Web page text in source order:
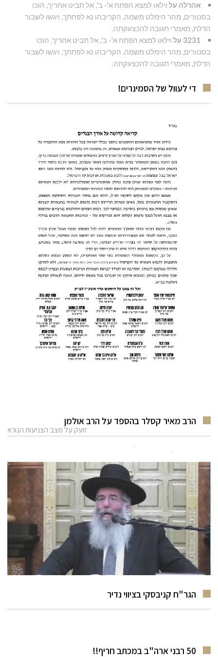
אהרלה על וילאו למצא הפתח א'- ב', אל תביט אחריך, הוכו
בסנוורים, מהר הימלט משמה, הקריבהו נא לפחתך, ויגשו לשבור
הדלת, מאמרי תגובה להכצעקתה.
3231 על וילאו למצא הפתח א'- ב', אל תביט אחריך, הוכו
בסנוורים, מהר הימלט משמה, הקריבהו נא לפחתך, ויגשו לשבור
הדלת, מאמרי תגובה להכצעקתה.
די לעוול של הסמינרים!
הרב מאיר קסלר בהספד על הרב אולמן
זועק על מצב הצניעות הנורא
הגר"ח קניבסקי בציווי נדיר
50 רבני ארה"ב במכתב חריף!!